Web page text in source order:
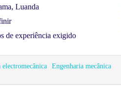
Luanda
de experiência exigido
electromecânica Engenharia mecânica